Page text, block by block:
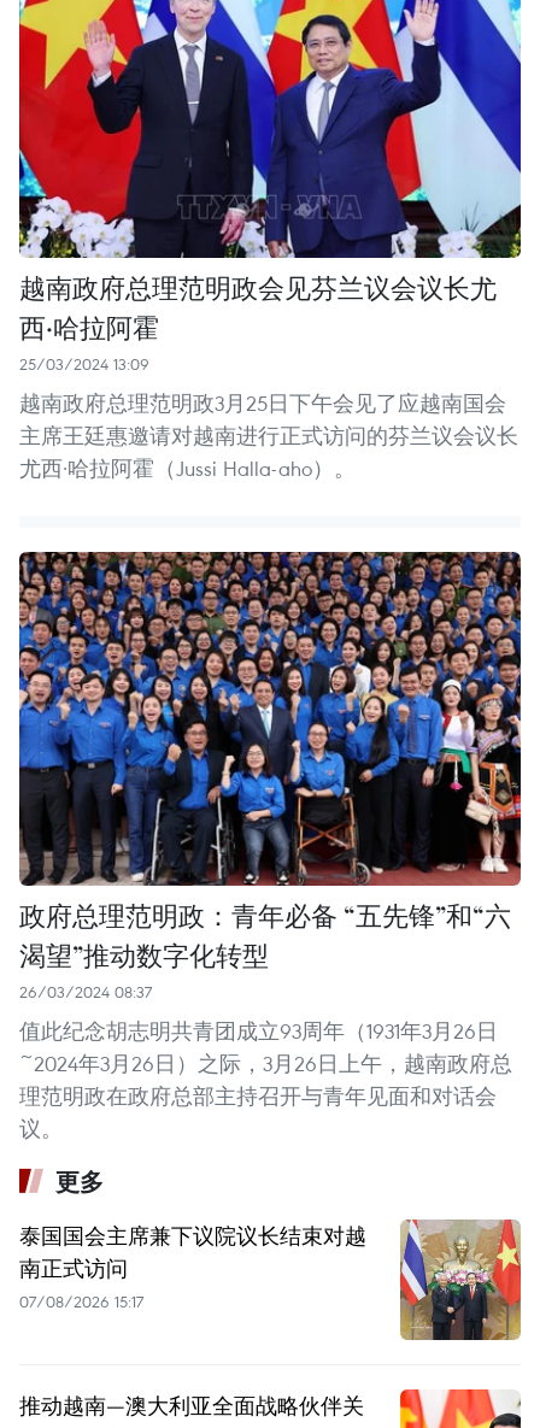
越南政府总理范明政会见芬兰议会议长尤
西·哈拉阿霍
25/03/2024 13:09
越南政府总理范明政3月25日下午会见了应越南国会
主席王廷惠邀请对越南进行正式访问的芬兰议会议长
尤西·哈拉阿霍（Jussi Halla-aho）。
政府总理范明政：青年必备 “五先锋”和“六
渴望”推动数字化转型
26/03/2024 08:37
值此纪念胡志明共青团成立93周年（1931年3月26日
~2024年3月26日）之际，3月26日上午，越南政府总
理范明政在政府总部主持召开与青年见面和对话会
议。
更多
泰国国会主席兼下议院议长结束对越
南正式访问
07/08/2026 15:17
推动越南—澳大利亚全面战略伙伴关